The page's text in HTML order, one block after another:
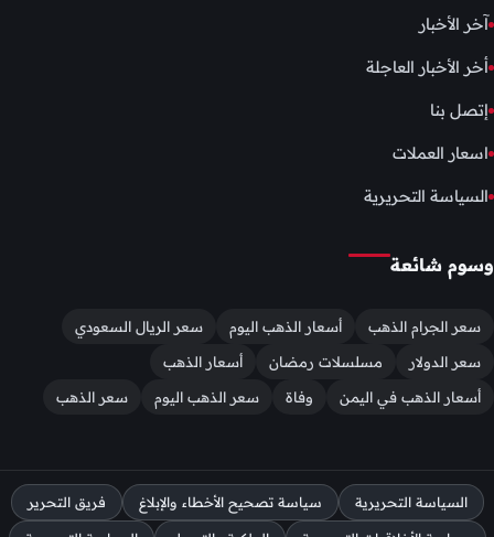
آخر الأخبار
أخر الأخبار العاجلة
إتصل بنا
اسعار العملات
السياسة التحريرية
وسوم شائعة
سعر الجرام الذهب أسعار الذهب اليوم
سعر الريال السعودي
سعر الدولار
مسلسلات رمضان
أسعار الذهب
أسعار الذهب في اليمن
وفاة سعر الذهب اليوم سعر الذهب
السياسة التحريرية سياسة تصحيح الأخطاء والإبلاغ فريق التحرير